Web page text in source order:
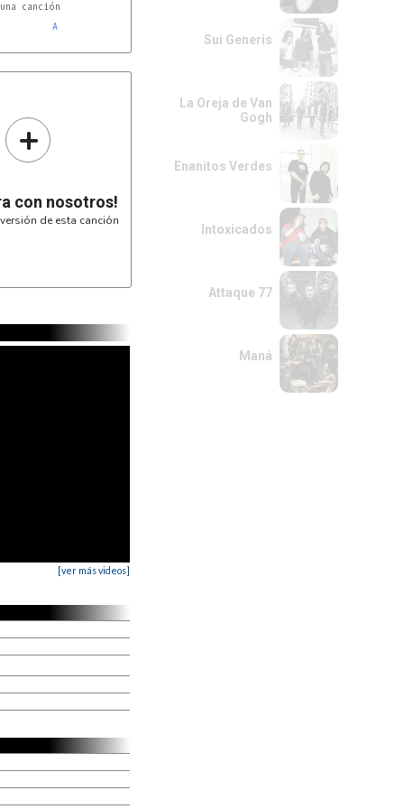
canción
A
12------------
7-6-------------
+
con nosotros!
de esta canción
[ver más videos]
Sui Generis
La Oreja de Van
Gogh
Enanitos Verdes
Intoxicados
Attaque 77
Maná